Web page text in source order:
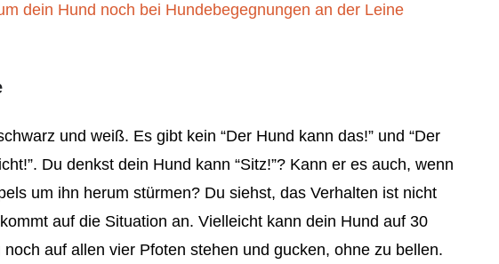
dein Hund noch bei Hundebegegnungen an der Leine
und weiß. Es gibt kein “Der Hund kann das!” und “Der
Du denkst dein Hund kann “Sitz!”? Kann er es auch, wenn
um ihn herum stürmen? Du siehst, das Verhalten ist nicht
auf die Situation an. Vielleicht kann dein Hund auf 30
auf allen vier Pfoten stehen und gucken, ohne zu bellen.